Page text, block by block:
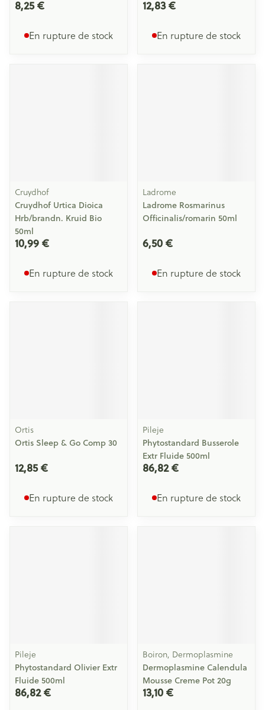
8,25 €
En rupture de stock
12,83 €
En rupture de stock
Cruydhof
Cruydhof Urtica Dioica
Hrb/brandn. Kruid Bio
50ml
10,99 €
En rupture de stock
Ladrome
Ladrome Rosmarinus
Officinalis/romarin 50ml
6,50 €
En rupture de stock
Ortis
Ortis Sleep & Go Comp 30
12,85 €
En rupture de stock
Pileje
Phytostandard Busserole
Extr Fluide 500ml
86,82 €
En rupture de stock
Pileje
Phytostandard Olivier Extr
Fluide 500ml
86,82 €
Boiron, Dermoplasmine
Dermoplasmine Calendula
Mousse Creme Pot 20g
13,10 €